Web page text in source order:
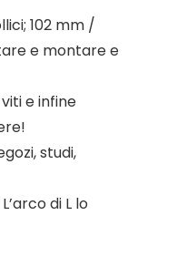
102 mm /
e montare e
e infine
studi,
di L lo